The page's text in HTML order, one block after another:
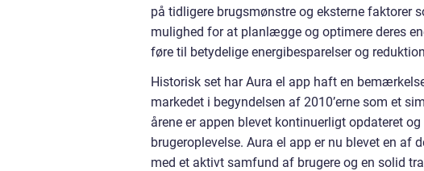
på tidligere brugsmønstre og eksterne faktorer
mulighed for at planlægge og optimere deres
føre til betydelige energibesparelser og
Historisk set har Aura el app haft en
markedet i begyndelsen af 2010’erne som et
årene er appen blevet kontinuerligt opdateret
brugeroplevelse. Aura el app er nu blevet en
med et aktivt samfund af brugere og en solid